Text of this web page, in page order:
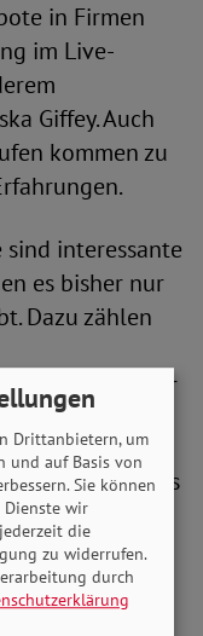
in Firmen
im Live-
Giffey. Auch
kommen zu
interessante
es bisher nur
Dazu zählen
oder
am Girl’s
um unter dem
einen
zu
Drittanbietern, um
und auf Basis von
Sie können
Dienste wir
die
zu widerrufen.
durch